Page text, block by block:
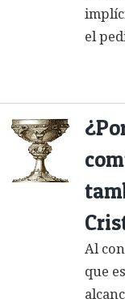
el
Al
que